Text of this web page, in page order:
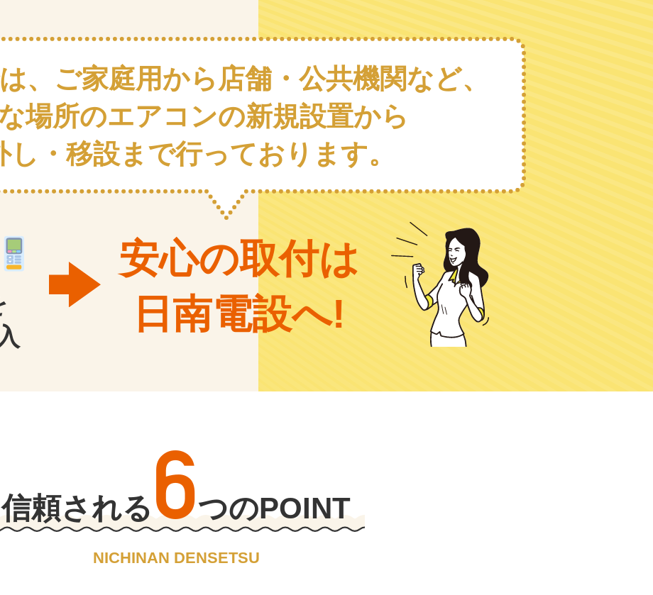
、ご家庭用から 店舗・公共機関など、
場所のエアコンの新規設置から
し・ 移設まで行っております。
安心の取付は
日南電設へ!
信頼される6つのPOINT
NICHINAN DENSETSU